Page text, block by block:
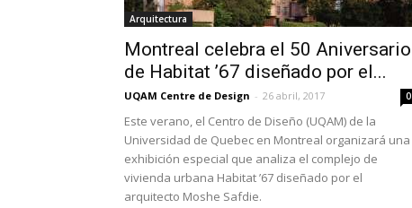
Arquitectura
Montreal celebra el 50 Aniversario
de Habitat ’67 diseñado por el...
UQAM Centre de Design - 26 abril, 2017 0
Este verano, el Centro de Diseño (UQAM) de la
Universidad de Quebec en Montreal organizará una
exhibición especial que analiza el complejo de
vivienda urbana Habitat ’67 diseñado por el
arquitecto Moshe Safdie.